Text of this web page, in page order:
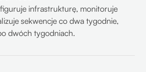
infrastrukturę, monitoruje
sekwencje co dwa tygodnie,
dwóch tygodniach.